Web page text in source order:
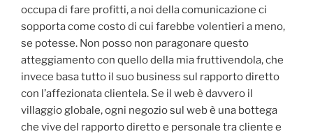
occupa di fare profitti, a noi della comunicazione ci
sopporta come costo di cui farebbe volentieri a meno,
se potesse. Non posso non paragonare questo
atteggiamento con quello della mia fruttivendola, che
invece basa tutto il suo business sul rapporto diretto
con l’affezionata clientela. Se il web è davvero il
villaggio globale, ogni negozio sul web è una bottega
che vive del rapporto diretto e personale tra cliente e